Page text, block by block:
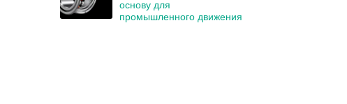
основу для
промышленного движения